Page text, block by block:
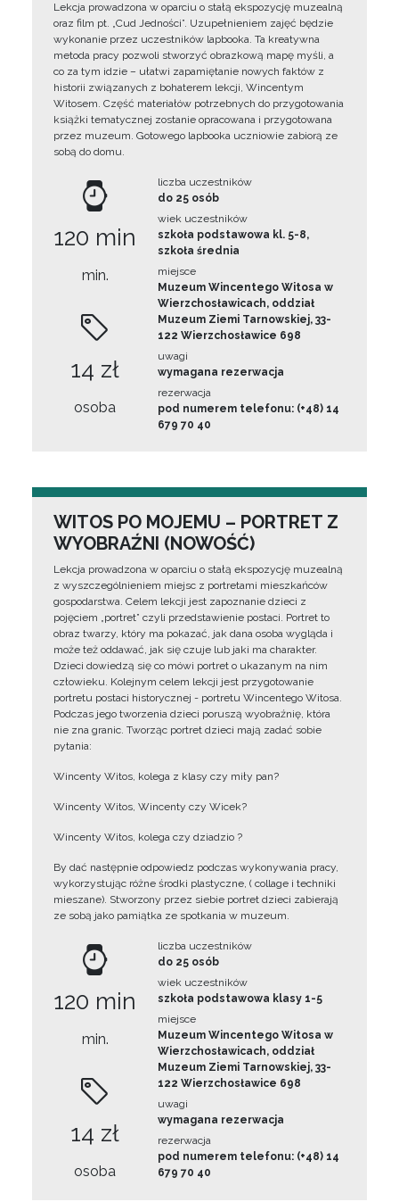
Lekcja prowadzona w oparciu o stałą ekspozycję muzealną
oraz film pt. „Cud Jedności”. Uzupełnieniem zajęć będzie
wykonanie przez uczestników lapbooka. Ta kreatywna
metoda pracy pozwoli stworzyć obrazkową mapę myśli, a
co za tym idzie – ułatwi zapamiętanie nowych faktów z
historii związanych z bohaterem lekcji, Wincentym
Witosem. Część materiałów potrzebnych do przygotowania
książki tematycznej zostanie opracowana i przygotowana
przez muzeum. Gotowego lapbooka uczniowie zabiorą ze
sobą do domu.
120 min
min.
14 zł
osoba
liczba uczestników
do 25 osób
wiek uczestników
szkoła podstawowa kl. 5-8,
szkoła średnia
miejsce
Muzeum Wincentego Witosa w
Wierzchosławicach, oddział
Muzeum Ziemi Tarnowskiej, 33-
122 Wierzchosławice 698
uwagi
wymagana rezerwacja
rezerwacja
pod numerem telefonu: (+48) 14
679 70 40
WITOS PO MOJEMU – PORTRET Z
WYOBRAŹNI (NOWOŚĆ)
Lekcja prowadzona w oparciu o stałą ekspozycję muzealną
z wyszczególnieniem miejsc z portretami mieszkańców
gospodarstwa. Celem lekcji jest zapoznanie dzieci z
pojęciem „portret” czyli przedstawienie postaci. Portret to
obraz twarzy, który ma pokazać, jak dana osoba wygląda i
może też oddawać, jak się czuje lub jaki ma charakter.
Dzieci dowiedzą się co mówi portret o ukazanym na nim
człowieku. Kolejnym celem lekcji jest przygotowanie
portretu postaci historycznej - portretu Wincentego Witosa.
Podczas jego tworzenia dzieci poruszą wyobraźnię, która
nie zna granic. Tworząc portret dzieci mają zadać sobie
pytania:
Wincenty Witos, kolega z klasy czy miły pan?
Wincenty Witos, Wincenty czy Wicek?
Wincenty Witos, kolega czy dziadzio ?
By dać następnie odpowiedz podczas wykonywania pracy,
wykorzystując różne środki plastyczne, ( collage i techniki
mieszane). Stworzony przez siebie portret dzieci zabierają
ze sobą jako pamiątka ze spotkania w muzeum.
120 min
min.
14 zł
osoba
liczba uczestników
do 25 osób
wiek uczestników
szkoła podstawowa klasy 1-5
miejsce
Muzeum Wincentego Witosa w
Wierzchosławicach, oddział
Muzeum Ziemi Tarnowskiej, 33-
122 Wierzchosławice 698
uwagi
wymagana rezerwacja
rezerwacja
pod numerem telefonu: (+48) 14
679 70 40